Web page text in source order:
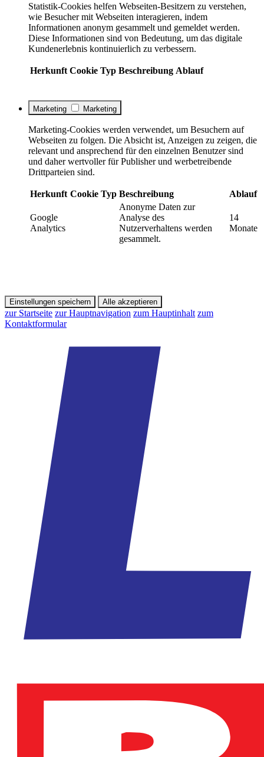
Statistik-Cookies helfen Webseiten-Besitzern zu verstehen,
wie Besucher mit Webseiten interagieren, indem
Informationen anonym gesammelt und gemeldet werden.
Diese Informationen sind von Bedeutung, um das digitale
Kundenerlebnis kontinuierlich zu verbessern.
Herkunft Cookie Typ Beschreibung Ablauf
Marketing Marketing
Marketing-Cookies werden verwendet, um Besuchern auf
Webseiten zu folgen. Die Absicht ist, Anzeigen zu zeigen, die
relevant und ansprechend für den einzelnen Benutzer sind
und daher wertvoller für Publisher und werbetreibende
Drittparteien sind.
Herkunft Cookie Typ Beschreibung Ablauf
Google
Analytics
Anonyme Daten zur
Analyse des
Nutzerverhaltens werden
gesammelt.
14
Monate
Einstellungen speichern Alle akzeptieren
zur Startseite zur Hauptnavigation zum Hauptinhalt zum
Kontaktformular